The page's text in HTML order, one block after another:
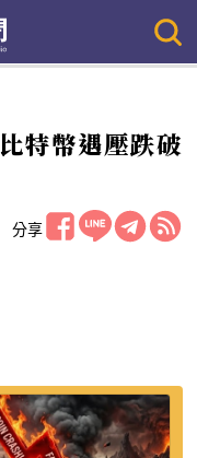
特幣遇壓跌破
分享